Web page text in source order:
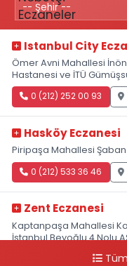
Istanbul City
Ömer Avni Mahallesi
Hastanesi ve İTÜ
0 (212) 252 00 93
Hasköy Eczanesi
Piripaşa Mahallesi
0 (212) 533 36 46
Zent Eczanesi
Kaptanpaşa Mahallesi
İstanbul Beyoğlu 4 Nolu
0 (212) 297 96 92